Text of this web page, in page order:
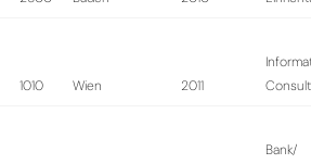
1010 Wien 2011
Bank/